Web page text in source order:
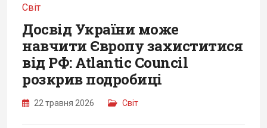
Світ
Досвід України може
навчити Європу захиститися
від РФ: Atlantic Council
розкрив подробиці
22 травня 2026 Світ